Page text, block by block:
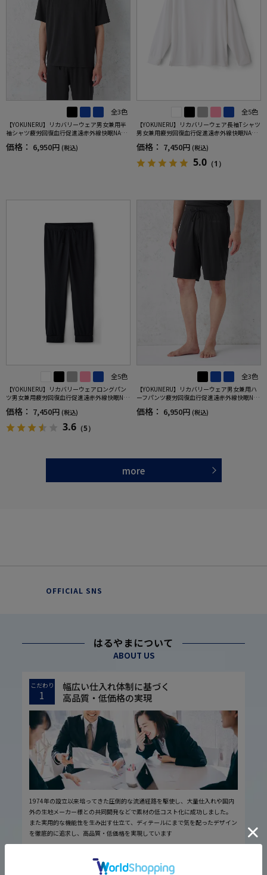
全3色
【YOKUNERU】リカバリーウェア男女兼用半
袖シャツ疲労回復血行促進遠赤外線快眠NANO
MIX(R)【一般医療機器】SS～LLサイズ
価格： 6,950円 (税込)
全5色
【YOKUNERU】リカバリーウェア長袖Tシャツ
男女兼用疲労回復血行促進遠赤外線快眠NANO
MIX(R)【一般医療機器】SS～LLサイズ
価格： 7,450円 (税込)
5.0 （1）
全5色
【YOKUNERU】リカバリーウェアロングパン
ツ男女兼用疲労回復血行促進遠赤外線快眠NA
NOMIX(R)【一般医療機器】SS～LLサイズ
価格： 7,450円 (税込)
3.6 （5）
全3色
【YOKUNERU】リカバリーウェア男女兼用ハ
ーフパンツ疲労回復血行促進遠赤外線快眠NA
NOMIX(R)【一般医療機器】SS～LLサイズ
価格： 6,950円 (税込)
more
OFFICIAL SNS
はるやまについて
ABOUT US
こだわり
1
幅広い仕入れ体制に基づく
高品質・低価格の実現
1974年の設立以来培ってきた圧倒的な流通経路を駆使し、大量仕入れや国内
外の生地メーカー様との共同開発などで素材の低コスト化に成功しました。
また実用的な機能性を生み出す仕立て、ディテールにまで気を配ったデザイン
を徹底的に追求し、高品質・低価格を実現しています
厳しい品質管理体制に基づく